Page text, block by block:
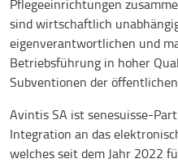
Pflegeeinrichtungen
sind wirtschaftlich
eigenverantwortlichen und
Betriebsführung in hoher
Subventionen der
Avintis SA ist senesuisse-
Integration an das
welches seit dem Jahr 2022